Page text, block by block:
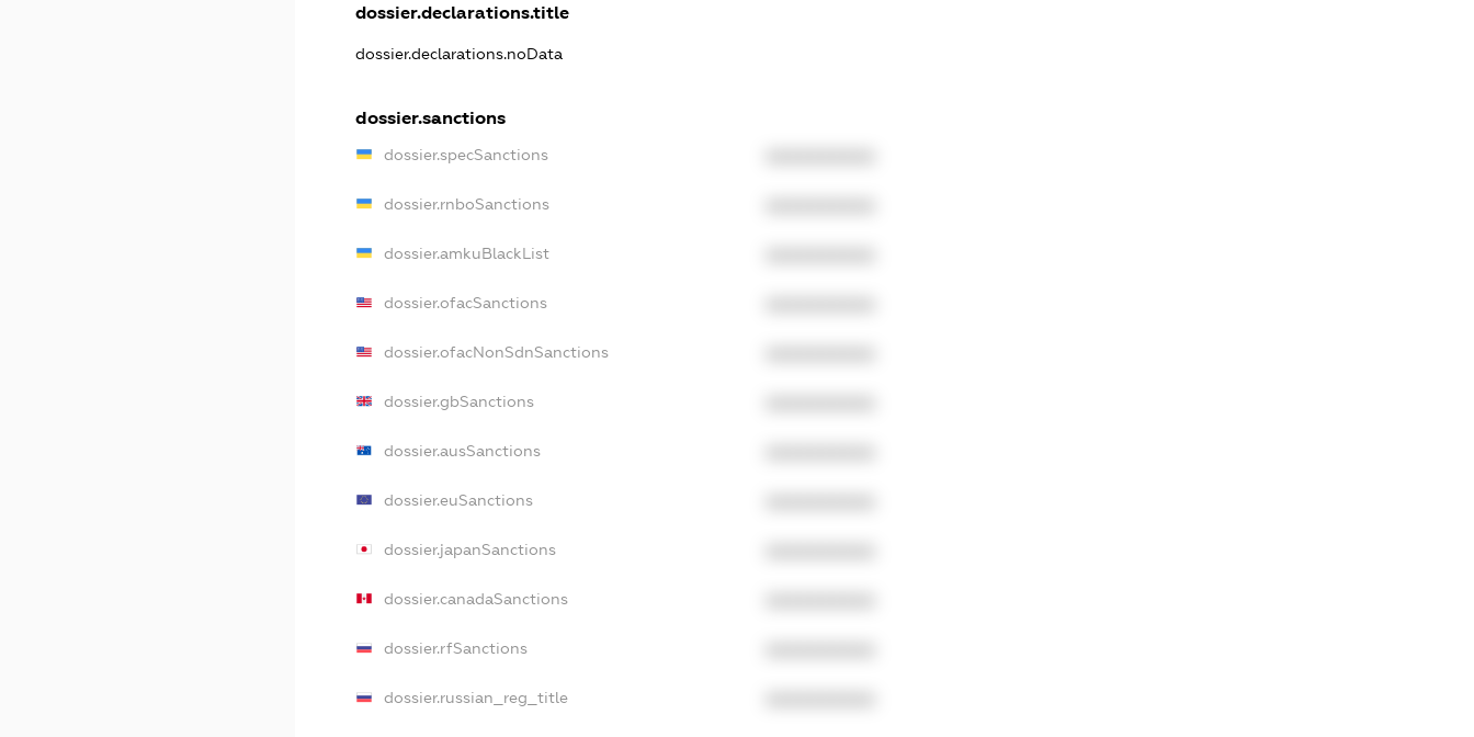
dossier.declarations.title
dossier.declarations.noData
dossier.sanctions
dossier.specSanctions
dossier.rnboSanctions
dossier.amkuBlackList
dossier.ofacSanctions
dossier.ofacNonSdnSanctions
dossier.gbSanctions
dossier.ausSanctions
dossier.euSanctions
dossier.japanSanctions
dossier.canadaSanctions
dossier.rfSanctions
dossier.russian_reg_title